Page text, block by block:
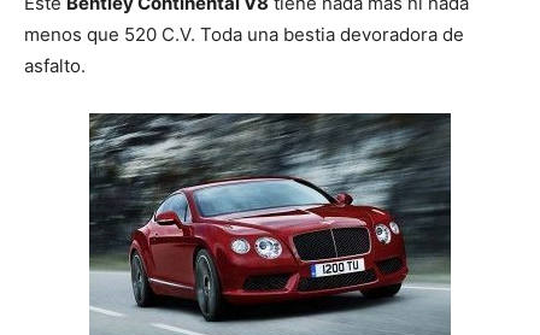
menos que 520 C.V. Toda una bestia devoradora de
asfalto.